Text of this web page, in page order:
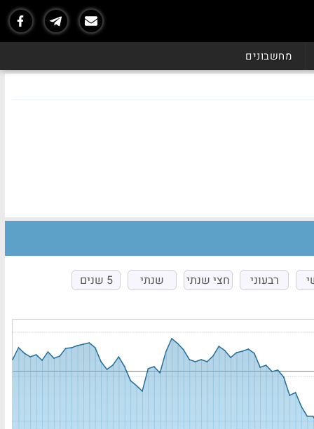
מחשבונים
רבעוני חצי שנתי שנתי 5 שנים